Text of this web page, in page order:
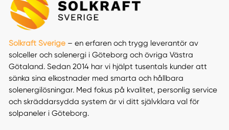
Solkraft Sverige– en erfaren och trygg leverantör av
solceller och solenergi i Göteborg och övriga Västra
Götaland. Sedan 2014 har vi hjälpt tusentals kunder att
sänka sina elkostnader med smarta och hållbara
solenergilösningar. Med fokus på kvalitet, personlig service
och skräddarsydda system är vi ditt självklara val för
solpaneler i Göteborg.